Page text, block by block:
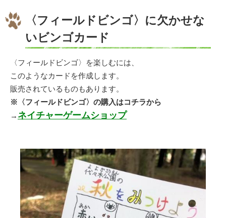
〈フィールドビンゴ〉に欠かせな
いビンゴカード
〈フィールドビンゴ〉を楽しむには、
このようなカードを作成します。
販売されているものもあります。
※〈フィールドビンゴ〉の購入はコチラから
→ネイチャーゲームショップ